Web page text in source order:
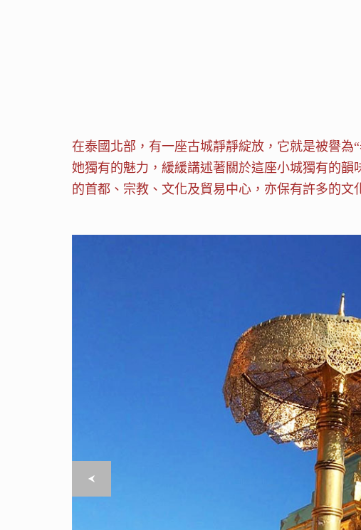
在泰國北部，有一座古城靜靜綻放，它就是被譽
她獨有的魅力，緩緩講述著關於這座小城獨有的
的首都、宗教、文化及貿易中心，亦保有許多的文